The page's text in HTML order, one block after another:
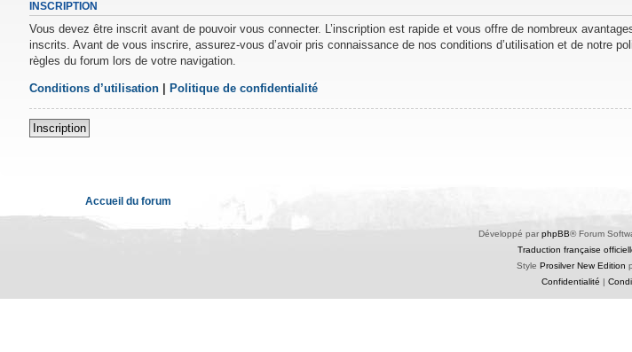
INSCRIPTION
Vous devez être inscrit avant de pouvoir vous connecter. L’inscription est rapide et vous offre de nombreux
inscrits. Avant de vous inscrire, assurez-vous d’avoir pris connaissance de nos conditions d’utilisation et de notre
règles du forum lors de votre navigation.
Conditions d’utilisation Politique de confidentialité
Inscription
Accueil du forum
Développé par phpBB® Forum
Traduction française
Style Prosilver New Edition
Confidentialité